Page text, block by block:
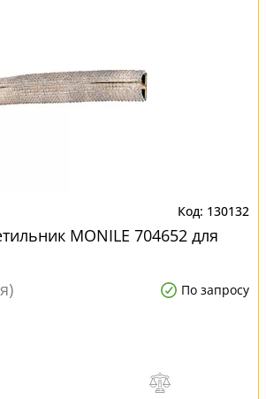
130132
MONILE 704652 для
По запросу